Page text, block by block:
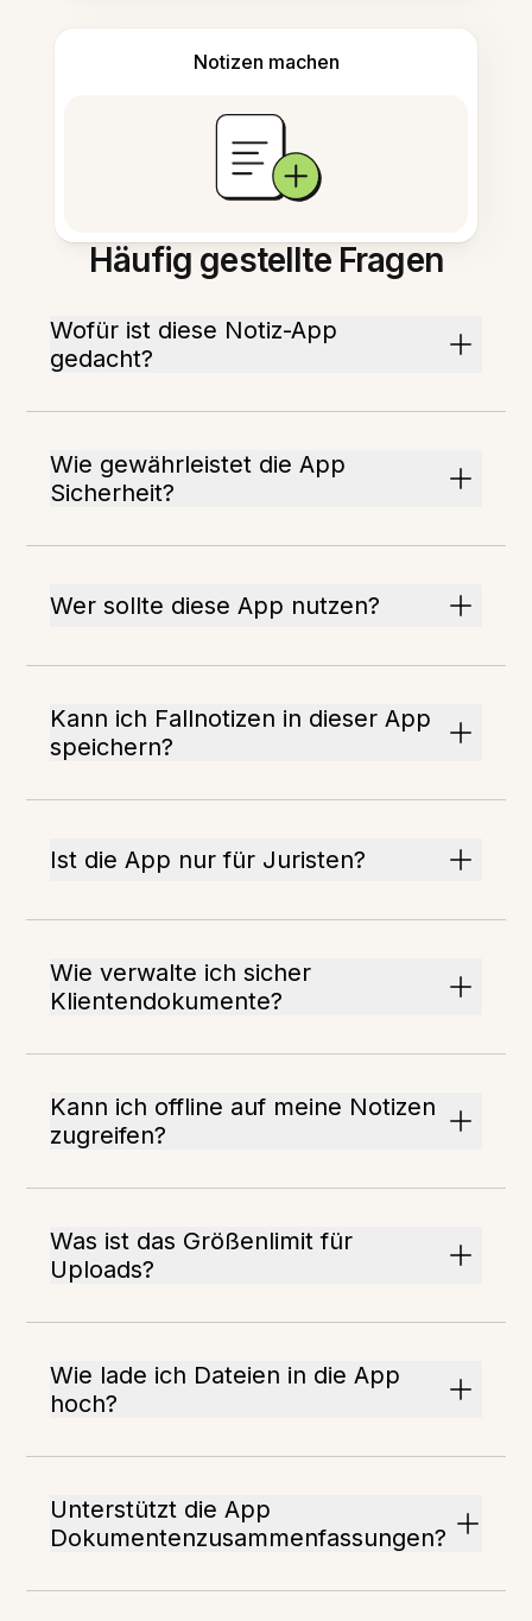
Notizen machen
Häufig gestellte Fragen
Wofür ist diese Notiz-App
gedacht?
Wie gewährleistet die App
Sicherheit?
Wer sollte diese App nutzen?
Kann ich Fallnotizen in dieser App
speichern?
Ist die App nur für Juristen?
Wie verwalte ich sicher
Klientendokumente?
Kann ich offline auf meine Notizen
zugreifen?
Was ist das Größenlimit für
Uploads?
Wie lade ich Dateien in die App
hoch?
Unterstützt die App
Dokumentenzusammenfassungen?